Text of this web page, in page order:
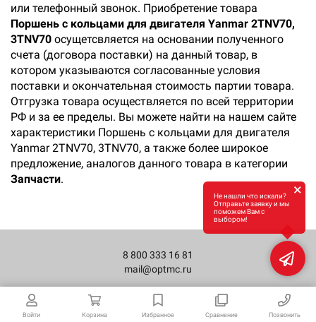
Войти Корзина Избранное Сравнение Позвонить
или телефонный звонок. Приобретение товара
Поршень с кольцами для двигателя Yanmar 2TNV70,
3TNV70 осущетсвляется на основании полученного
счета (договора поставки) на данный товар, в
котором указываются согласованные условия
поставки и окончательная стоимость партии товара.
Отгрузка товара осуществляется по всей территории
РФ и за ее пределы. Вы можете найти на нашем сайте
характеристики Поршень с кольцами для двигателя
Yanmar 2TNV70, 3TNV70, а также более широкое
предложение, аналогов данного товара в категории
Запчасти.
8 800 333 16 81
mail@optmc.ru
Не нашли что искали?
Отправьте заявку и мы
поможем Вам с
выбором!
×